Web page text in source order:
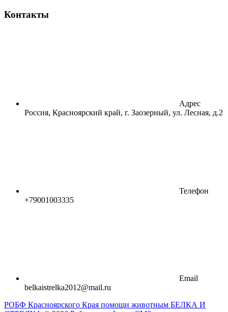
Контакты
Адрес
Россия, Красноярский край, г. Заозерный, ул. Лесная, д.2
Телефон
+79001003335
Email
belkaistrelka2012@mail.ru
РОБФ Красноярского Края помощи животным БЕЛКА И